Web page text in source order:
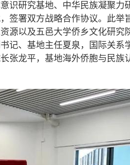
识研究基地、中华民族凝聚力
署双方战略合作协议。此举
源以及五邑大学侨乡文化研究
记、基地主任夏泉，国际关系
张龙平，基地海外侨胞与民族